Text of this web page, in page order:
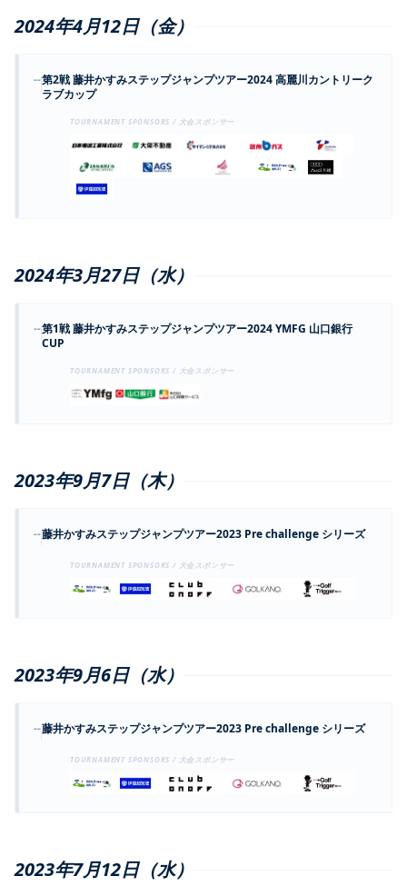
2024年4月12日（金）
--第2戦 藤井かすみステップジャンプツアー2024 高麗川カントリーク
ラブカップ
TOURNAMENT SPONSORS / 大会スポンサー
2024年3月27日（水）
--第1戦 藤井かすみステップジャンプツアー2024 YMFG 山口銀行
CUP
TOURNAMENT SPONSORS / 大会スポンサー
2023年9月7日（木）
--藤井かすみステップジャンプツアー2023 Pre challenge シリーズ
TOURNAMENT SPONSORS / 大会スポンサー
2023年9月6日（水）
--藤井かすみステップジャンプツアー2023 Pre challenge シリーズ
TOURNAMENT SPONSORS / 大会スポンサー
2023年7月12日（水）